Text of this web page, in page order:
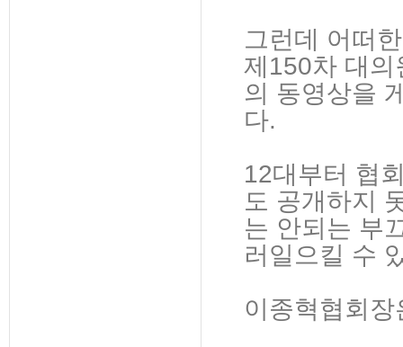
그런데 어떠
제150차 대의
의 동영상을
다.
12대부터 협
도 공개하지
는 안되는 부
러일으킬 수
이종혁협회